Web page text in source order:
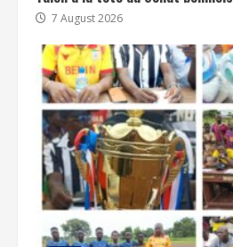
7 August 2026